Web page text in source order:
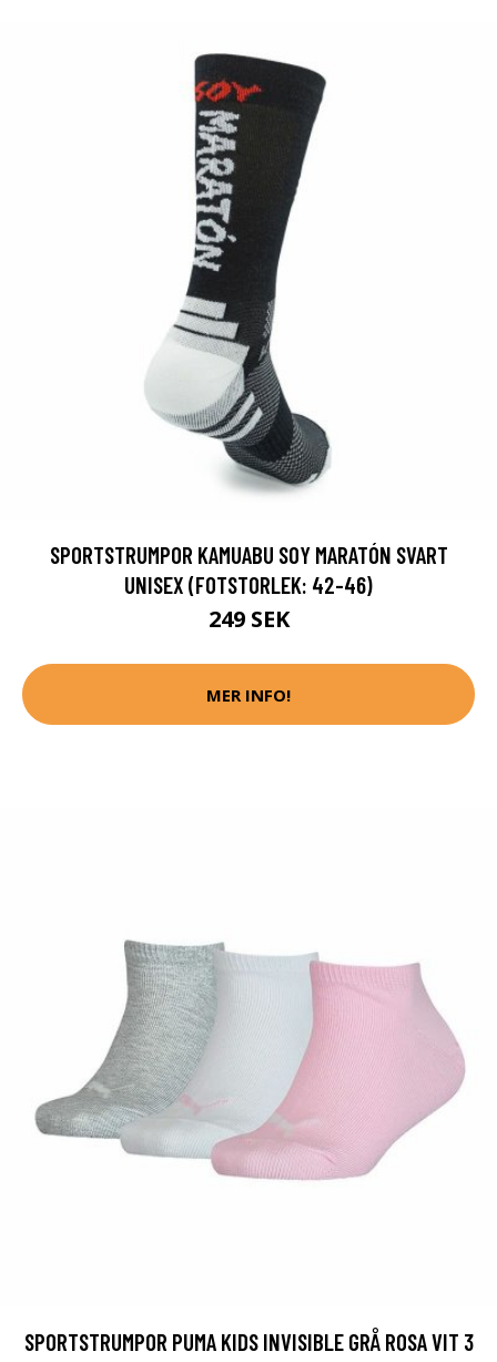
SPORTSTRUMPOR KAMUABU SOY MARATÓN SVART
UNISEX (FOTSTORLEK: 42-46)
249 SEK
MER INFO!
SPORTSTRUMPOR PUMA KIDS INVISIBLE GRÅ ROSA VIT 3